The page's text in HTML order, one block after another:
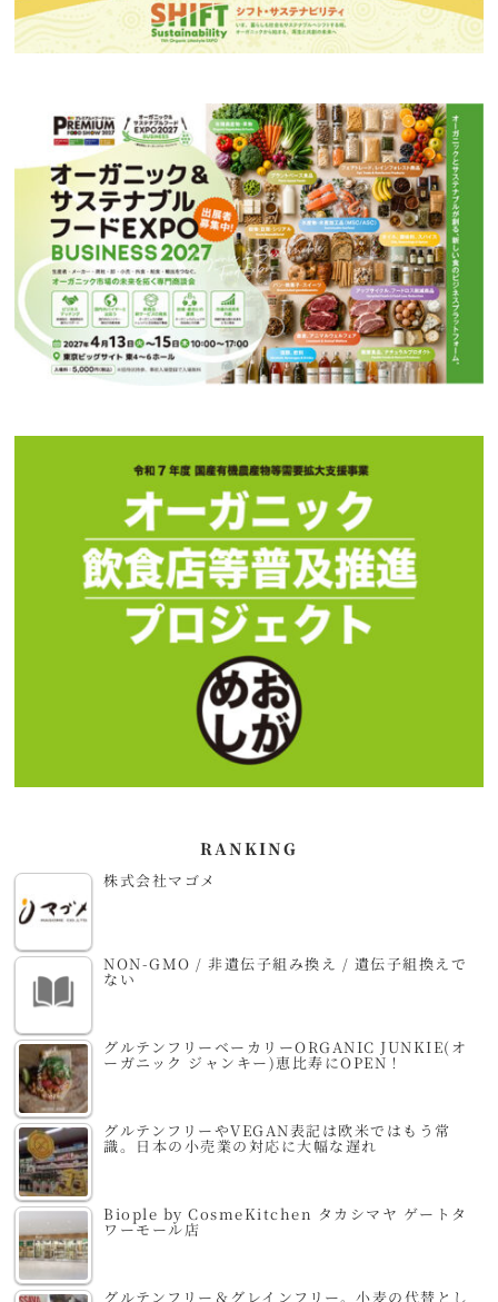
RANKING
株式会社マゴメ
NON-GMO / 非遺伝子組み換え / 遺伝子組換えで
ない
グルテンフリーベーカリーORGANIC JUNKIE(オ
ーガニック ジャンキー)恵比寿にOPEN！
グルテンフリーやVEGAN表記は欧米ではもう常
識。日本の小売業の対応に大幅な遅れ
Biople by CosmeKitchen タカシマヤ ゲートタ
ワーモール店
グルテンフリー＆グレインフリー。小麦の代替とし